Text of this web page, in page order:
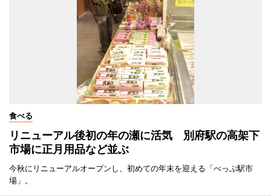
食べる
リニューアル後初の年の瀬に活気 別府駅の高架下
市場に正月用品など並ぶ
今秋にリニューアルオープンし、初めての年末を迎える「べっぷ駅市
場」。